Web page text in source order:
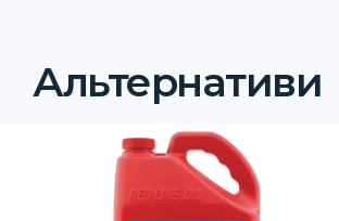
Альтернативи